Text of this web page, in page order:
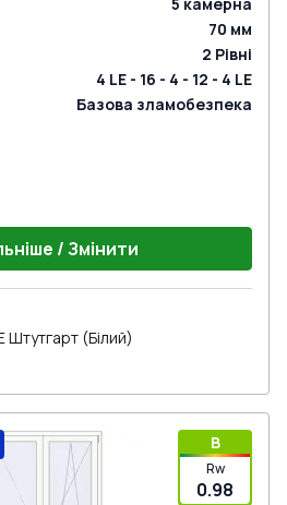
70 мм
2 Рівні
4 LE - 16 - 4 - 12 - 4 LE
Базова зламобезпека
/ Змінити
Штутгарт (Білий)
B
Rw
0.98